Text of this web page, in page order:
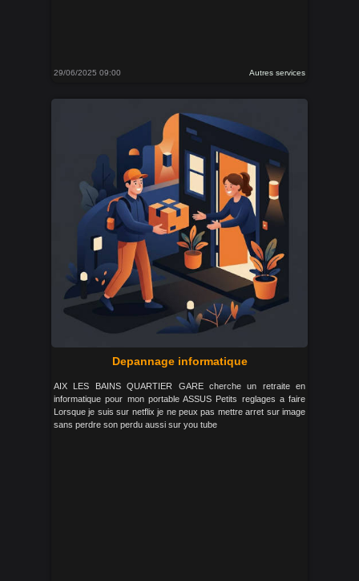
29/06/2025 09:00 Autres services
Depannage informatique
AIX LES BAINS QUARTIER GARE cherche un retraite en
informatique pour mon portable ASSUS Petits reglages a faire
Lorsque je suis sur netflix je ne peux pas mettre arret sur image
sans perdre son perdu aussi sur you tube